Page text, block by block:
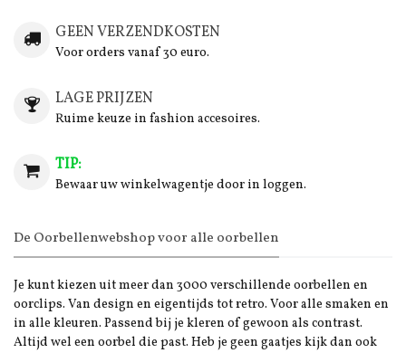
GEEN VERZENDKOSTEN
Voor orders vanaf 30 euro.
LAGE PRIJZEN
Ruime keuze in fashion accesoires.
TIP:
Bewaar uw winkelwagentje door in loggen.
De Oorbellenwebshop voor alle oorbellen
Je kunt kiezen uit meer dan 3000 verschillende oorbellen en
oorclips. Van design en eigentijds tot retro. Voor alle smaken en
in alle kleuren. Passend bij je kleren of gewoon als contrast.
Altijd wel een oorbel die past. Heb je geen gaatjes kijk dan ook